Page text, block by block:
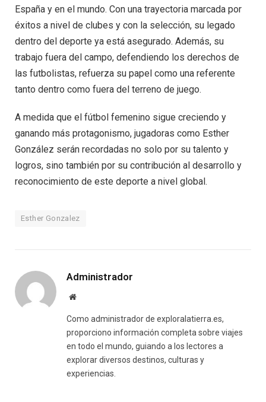
España y en el mundo. Con una trayectoria marcada por
éxitos a nivel de clubes y con la selección, su legado
dentro del deporte ya está asegurado. Además, su
trabajo fuera del campo, defendiendo los derechos de
las futbolistas, refuerza su papel como una referente
tanto dentro como fuera del terreno de juego.
A medida que el fútbol femenino sigue creciendo y
ganando más protagonismo, jugadoras como Esther
González serán recordadas no solo por su talento y
logros, sino también por su contribución al desarrollo y
reconocimiento de este deporte a nivel global.
Esther Gonzalez
Administrador
Website
Como administrador de exploralatierra.es,
proporciono información completa sobre viajes
en todo el mundo, guiando a los lectores a
explorar diversos destinos, culturas y
experiencias.